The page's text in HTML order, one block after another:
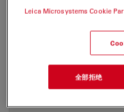
DOWNLOAD
Taking
- STELLARIS
Jul 27, 2026
Leica Microsystems Cookie
全部拒绝